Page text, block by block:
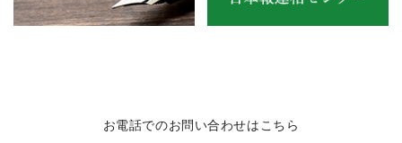
お電話でのお問い合わせはこちら